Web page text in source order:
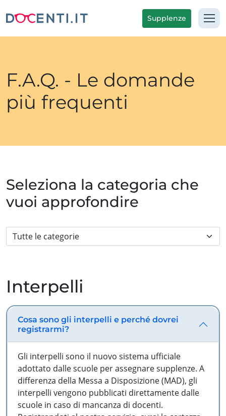
Supplenze
F.A.Q. - Le domande
più frequenti
Seleziona la categoria che
vuoi approfondire
Interpelli
Cosa sono gli interpelli e perché dovrei
registrarmi?
Gli interpelli sono il nuovo sistema ufficiale
adottato dalle scuole per assegnare supplenze. A
differenza della Messa a Disposizione (MAD), gli
interpelli vengono pubblicati direttamente dalle
scuole in caso di mancanza di docenti.